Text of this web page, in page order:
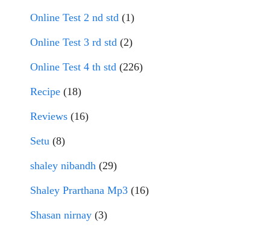
Online Test 2 nd std (1)
Online Test 3 rd std (2)
Online Test 4 th std (226)
Recipe (18)
Reviews (16)
Setu (8)
shaley nibandh (29)
Shaley Prarthana Mp3 (16)
Shasan nirnay (3)